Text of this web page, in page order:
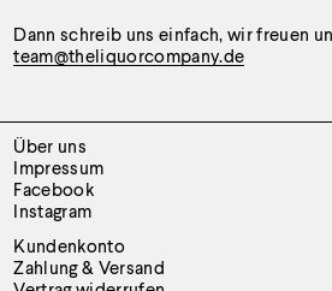
Dann schreib uns einfach, wir freuen
team@theliquorcompany.de
Über uns
Impressum
Facebook
Instagram
Kundenkonto
Zahlung & Versand